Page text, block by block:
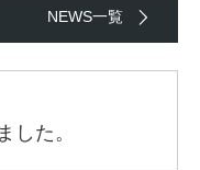
NEWS一覧
した。